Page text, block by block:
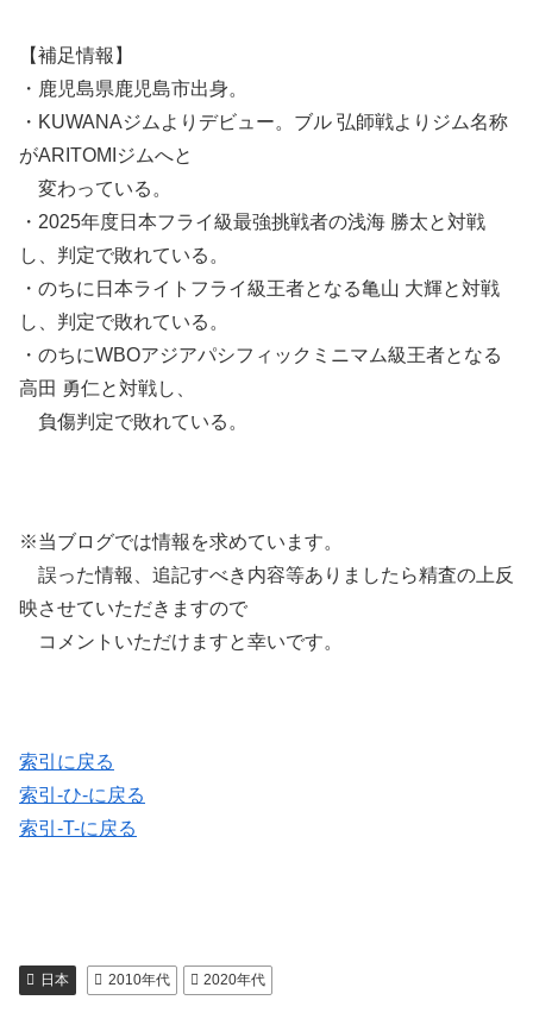
【補足情報】
・鹿児島県鹿児島市出身。
・KUWANAジムよりデビュー。ブル 弘師戦よりジム名称
がARITOMIジムへと
変わっている。
・2025年度日本フライ級最強挑戦者の浅海 勝太と対戦
し、判定で敗れている。
・のちに日本ライトフライ級王者となる亀山 大輝と対戦
し、判定で敗れている。
・のちにWBOアジアパシフィックミニマム級王者となる
高田 勇仁と対戦し、
負傷判定で敗れている。
※当ブログでは情報を求めています。
誤った情報、追記すべき内容等ありましたら精査の上反
映させていただきますので
コメントいただけますと幸いです。
索引に戻る
索引-ひ-に戻る
索引-T-に戻る
日本 2010年代 2020年代